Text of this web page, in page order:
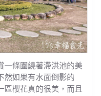
一條圍繞著滯洪池的美
然如果有水面倒影的
區櫻花真的很美，而且